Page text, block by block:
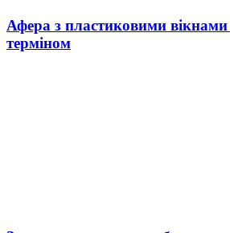
Афера з пластиковими вікнами
терміном